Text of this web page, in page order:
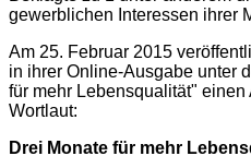
gewerblichen Interessen ihrer
Am 25. Februar 2015
in ihrer Online-Ausgabe unter
für mehr Lebensqualität"
Wortlaut:
Drei Monate für mehr